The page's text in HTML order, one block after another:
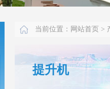
当前位置： 网站首页 >
提升机